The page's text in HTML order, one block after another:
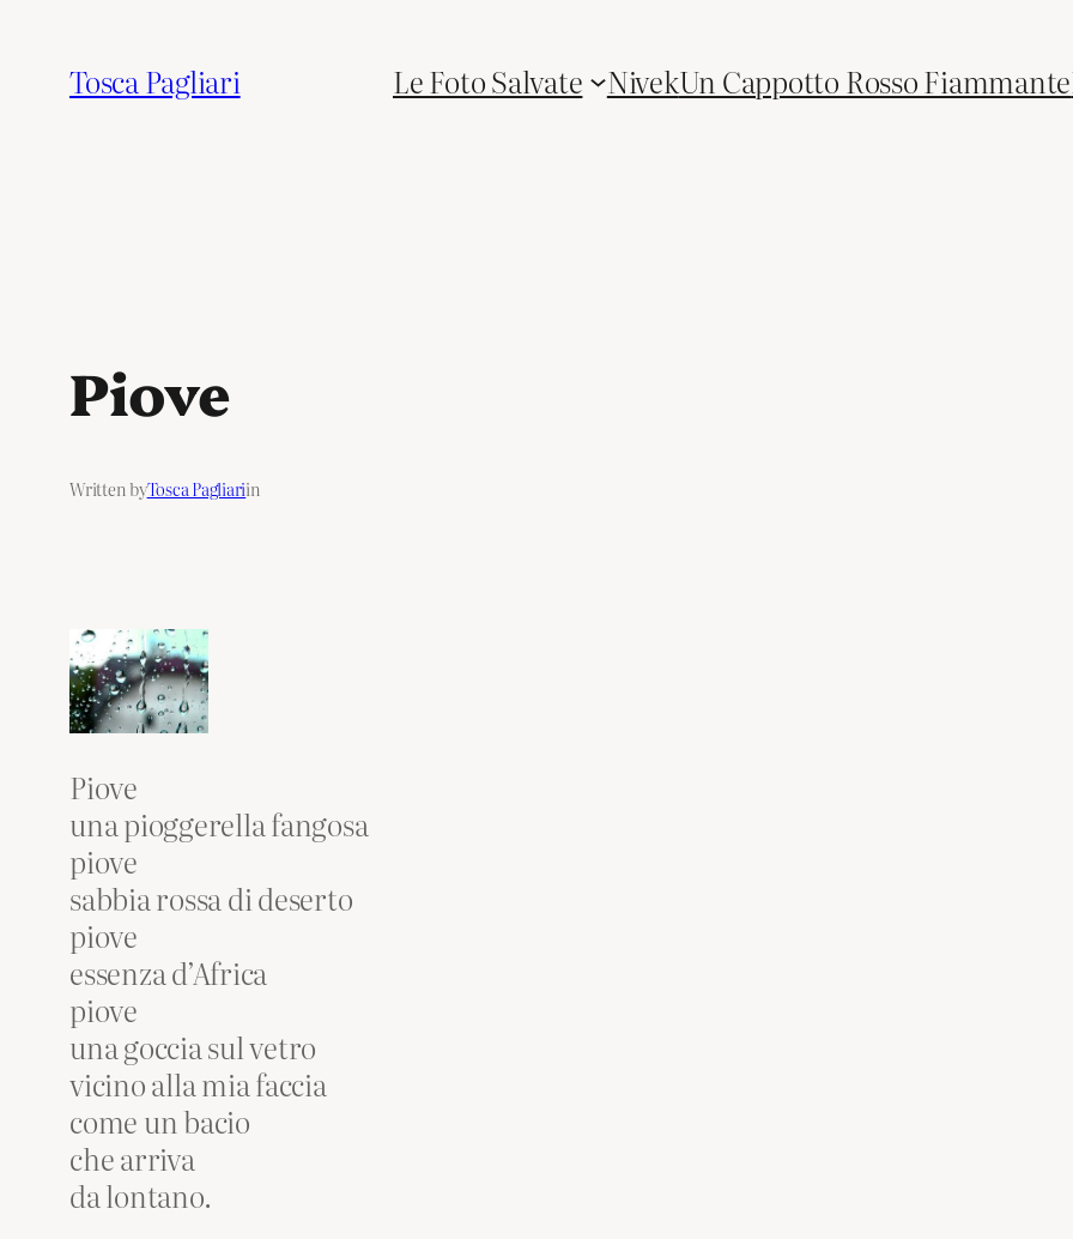
Tosca Pagliari Le Foto Salvate NivekUn Cappotto Rosso Fiammante
Piove
Written byTosca Pagliariin
Piove
una pioggerella fangosa
piove
sabbia rossa di deserto
piove
essenza d’Africa
piove
una goccia sul vetro
vicino alla mia faccia
come un bacio
che arriva
da lontano.